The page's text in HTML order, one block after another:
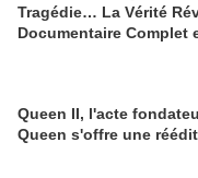
Tragédie… La Vérité
Documentaire Complet
Queen II, l'acte
Queen s'offre une